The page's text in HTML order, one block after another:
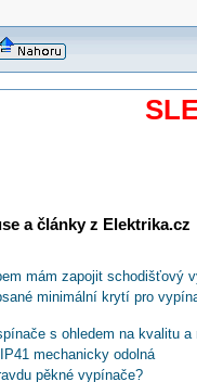
a články z Elektrika.cz
mám zapojit schodišťový
minimální krytí pro
s ohledem na kvalitu a
mechanicky odolná
pěkné vypínače?